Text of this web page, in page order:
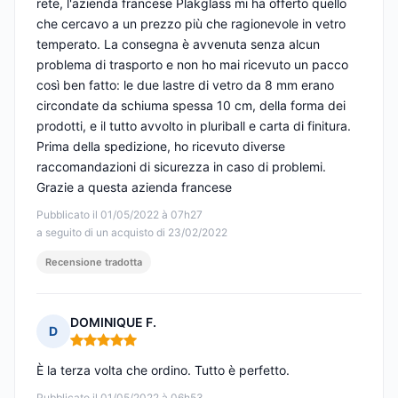
Pubblicato il 01/05/2022 à 07h27
a seguito di un acquisto di 23/02/2022
rete, l'azienda francese Plakglass mi ha offerto quello
che cercavo a un prezzo più che ragionevole in vetro
temperato. La consegna è avvenuta senza alcun
problema di trasporto e non ho mai ricevuto un pacco
così ben fatto: le due lastre di vetro da 8 mm erano
circondate da schiuma spessa 10 cm, della forma dei
prodotti, e il tutto avvolto in pluriball e carta di finitura.
Prima della spedizione, ho ricevuto diverse
raccomandazioni di sicurezza in caso di problemi.
Grazie a questa azienda francese
Recensione tradotta
D
DOMINIQUE F.
Nota: 5 su 5
È la terza volta che ordino. Tutto è perfetto.